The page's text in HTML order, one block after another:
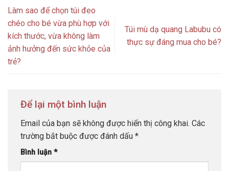
Làm sao để chọn túi đeo
chéo cho bé vừa phù hợp với
kích thước, vừa không làm
ảnh hưởng đến sức khỏe của
trẻ?
Túi mù dạ quang Labubu có
thực sự đáng mua cho bé?
Để lại một bình luận
Email của bạn sẽ không được hiển thị công khai. Các
trường bắt buộc được đánh dấu *
Bình luận *